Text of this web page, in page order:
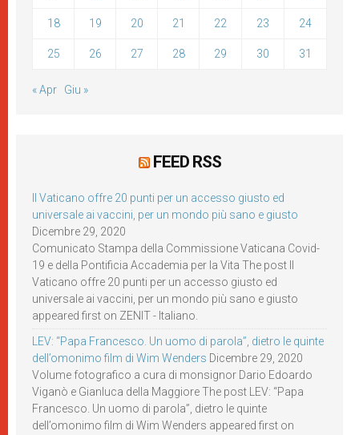
18 19 20 21 22 23 24
25 26 27 28 29 30 31
« Apr Giu »
FEED RSS
Il Vaticano offre 20 punti per un accesso giusto ed
universale ai vaccini, per un mondo più sano e giusto
Dicembre 29, 2020
Comunicato Stampa della Commissione Vaticana Covid-
19 e della Pontificia Accademia per la Vita The post Il
Vaticano offre 20 punti per un accesso giusto ed
universale ai vaccini, per un mondo più sano e giusto
appeared first on ZENIT - Italiano.
LEV: “Papa Francesco. Un uomo di parola”, dietro le quinte
dell’omonimo film di Wim Wenders Dicembre 29, 2020
Volume fotografico a cura di monsignor Dario Edoardo
Viganò e Gianluca della Maggiore The post LEV: “Papa
Francesco. Un uomo di parola”, dietro le quinte
dell’omonimo film di Wim Wenders appeared first on